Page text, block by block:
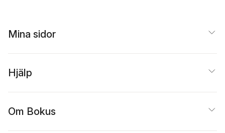
Mina sidor
Hjälp
Om Bokus